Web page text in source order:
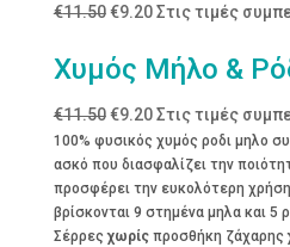
€11.50 Original
was:
€9.20Η
τιμή
€9.20.
Στις τιμές
Χυμός Μήλο &
€11.50 Original
price
was:
€11.50.
€9.20Η
τρέχουσα
τιμή
είναι:
€9.20.
Στις τιμές
100% φυσικός χυμός ροδι μηλο
ασκό που διασφαλίζει την
προσφέρει την ευκολότερη
βρίσκονται 9 στημένα μηλα και 5
Σέρρεςχωρίςπροσθήκη ζάχαρης